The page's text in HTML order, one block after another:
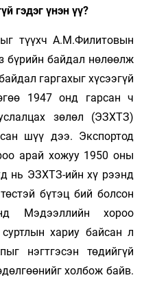
гэдэг үнэн үү?
түүхч А.М.Фили­товын
бүрийн бай­дал нөлөөлж
гаргахыг хүсээгүй
1947 онд гарсан ч
зөлөл (ЭЗХТЗ)
шүү дээ. Экспортод
арай хожуу 1950 оны
нь ЭЗХТЗ-ийн хү­ рээнд
бүтэц бий болсон
Мэдээллийн хороо
хариу байсан л
нэгтгэсэн төдийгүй
холбож байв.